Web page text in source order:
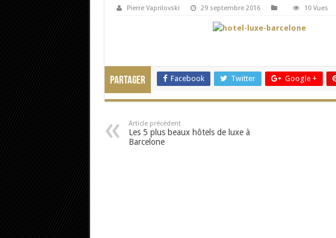
Pierre Vaprilovski 29 septembre 2016 10 Vues
Partager Facebook Twitter Google +
Article précédent
Les 5 plus beaux hôtels de luxe à
Barcelone